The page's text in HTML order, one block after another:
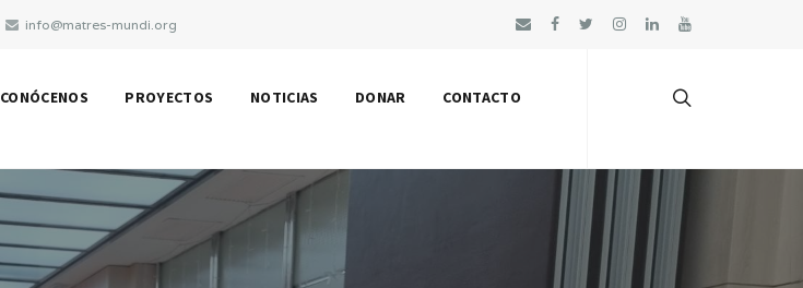
info@matres-mundi.org
CONÓCENOS PROYECTOS NOTICIAS DONAR CONTACTO